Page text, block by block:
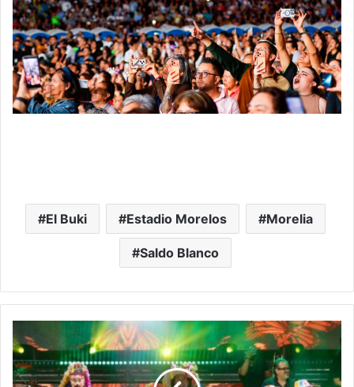
El Buki Estadio Morelos Morelia
Saldo Blanco
Buki
Conquista
El